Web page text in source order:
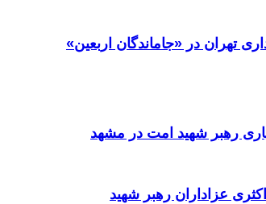
تهران در «جاماندگان اربعین»
رهبر شهید امت در مشهد
عزاداران رهبر شهید